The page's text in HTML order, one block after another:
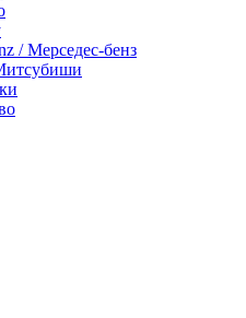
/ Мерседес-бенз